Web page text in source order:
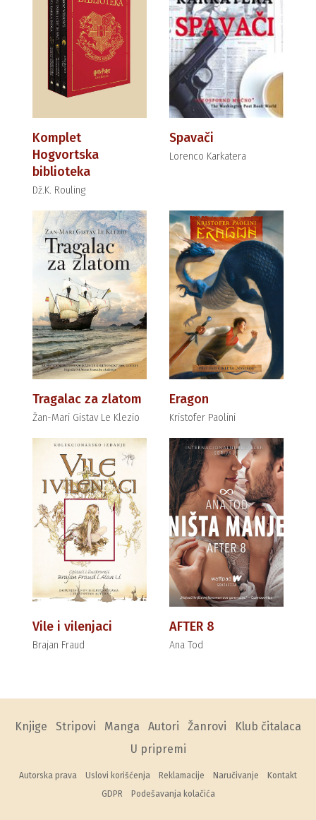
Komplet
Hogvortska
biblioteka
Dž.K. Rouling
Spavači
Lorenco Karkatera
Tragalac za zlatom
Žan-Mari Gistav Le Klezio
Eragon
Kristofer Paolini
Vile i vilenjaci
Brajan Fraud
AFTER 8
Ana Tod
Knjige Stripovi Manga Autori Žanrovi
Klub čitalaca
U pripremi
Autorska prava Uslovi korišćenja Reklamacije Naručivanje
Kontakt
GDPR
Podešavanja kolačića